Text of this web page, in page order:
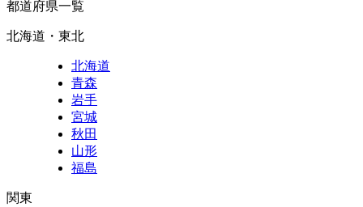
都道府県一覧
北海道・東北
北海道
青森
岩手
宮城
秋田
山形
福島
関東